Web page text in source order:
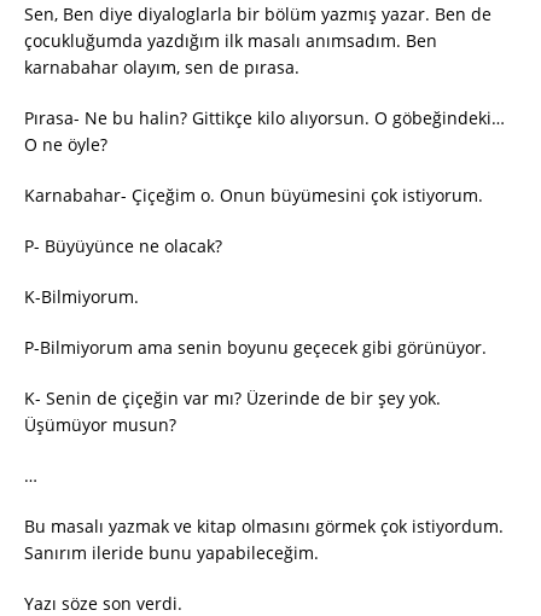
Sen, Ben diye diyaloglarla bir bölüm yazmış yazar. Ben de
çocukluğumda yazdığım ilk masalı anımsadım. Ben
karnabahar olayım, sen de pırasa.
Pırasa- Ne bu halin? Gittikçe kilo alıyorsun. O göbeğindeki…
O ne öyle?
Karnabahar- Çiçeğim o. Onun büyümesini çok istiyorum.
P- Büyüyünce ne olacak?
K-Bilmiyorum.
P-Bilmiyorum ama senin boyunu geçecek gibi görünüyor.
K- Senin de çiçeğin var mı? Üzerinde de bir şey yok.
Üşümüyor musun?
…
Bu masalı yazmak ve kitap olmasını görmek çok istiyordum.
Sanırım ileride bunu yapabileceğim.
Yazı söze son verdi.